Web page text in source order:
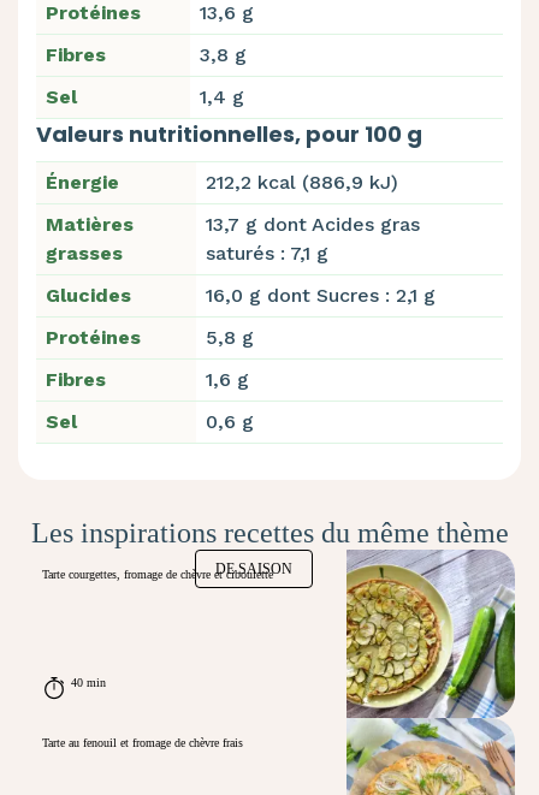
Protéines
13,6 g
Fibres
3,8 g
Sel
1,4 g
Valeurs nutritionnelles, pour 100 g
Énergie
212,2 kcal (886,9 kJ)
Matières
grasses
13,7 g dont Acides gras
saturés : 7,1 g
Glucides
16,0 g dont Sucres : 2,1 g
Protéines
5,8 g
Fibres
1,6 g
Sel
0,6 g
Les inspirations recettes du même thème
DE SAISON
Tarte courgettes, fromage de chèvre et ciboulette
40 min
Tarte au fenouil et fromage de chèvre frais